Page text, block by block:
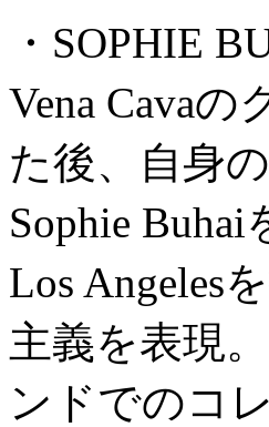
・SOPHIE
Vena Cava
た後、自身
Sophie
Los Angeles
主義を表現
ンドでのコ